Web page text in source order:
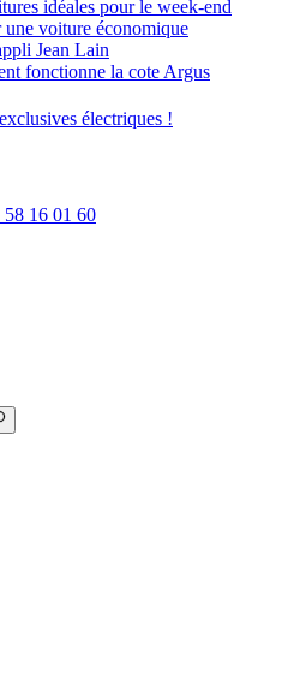
idéales pour le week-end
une voiture économique
Jean Lain
fonctionne la cote Argus
électriques !
58 16 01 60